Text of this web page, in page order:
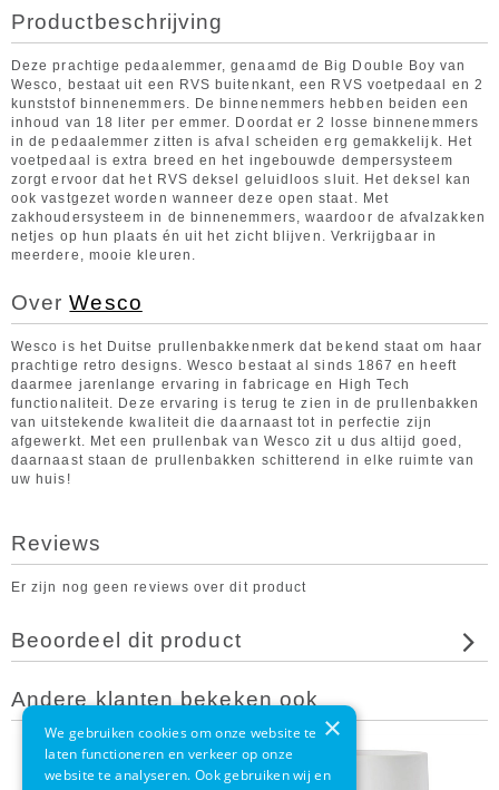
Productbeschrijving
Deze prachtige pedaalemmer, genaamd de Big Double Boy van
Wesco, bestaat uit een RVS buitenkant, een RVS voetpedaal en 2
kunststof binnenemmers. De binnenemmers hebben beiden een
inhoud van 18 liter per emmer. Doordat er 2 losse binnenemmers
in de pedaalemmer zitten is afval scheiden erg gemakkelijk. Het
voetpedaal is extra breed en het ingebouwde dempersysteem
zorgt ervoor dat het RVS deksel geluidloos sluit. Het deksel kan
ook vastgezet worden wanneer deze open staat. Met
zakhoudersysteem in de binnenemmers, waardoor de afvalzakken
netjes op hun plaats én uit het zicht blijven. Verkrijgbaar in
meerdere, mooie kleuren.
OverWesco
Wesco is het Duitse prullenbakkenmerk dat bekend staat om haar
prachtige retro designs. Wesco bestaat al sinds 1867 en heeft
daarmee jarenlange ervaring in fabricage en High Tech
functionaliteit. Deze ervaring is terug te zien in de prullenbakken
van uitstekende kwaliteit die daarnaast tot in perfectie zijn
afgewerkt. Met een prullenbak van Wesco zit u dus altijd goed,
daarnaast staan de prullenbakken schitterend in elke ruimte van
uw huis!
Reviews
Er zijn nog geen reviews over dit product
Beoordeel dit product
Andere klanten bekeken ook
×
We gebruiken cookies om onze website te
laten functioneren en verkeer op onze
website te analyseren. Ook gebruiken wij en